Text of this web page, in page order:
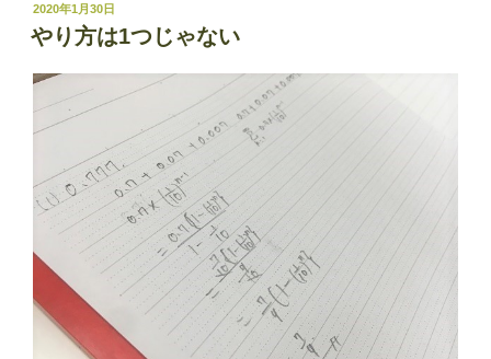
投
稿
日:
2020年1月30日
やり方は1つじゃない